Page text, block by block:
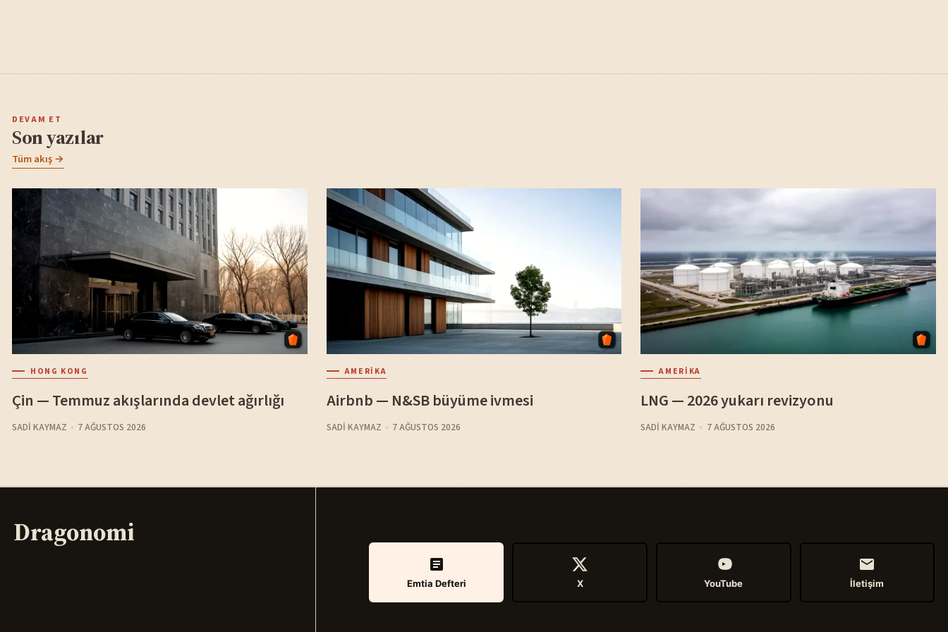
DEVAM ET
Son yazılar
Tüm akış →
HONG KONG
Çin — Temmuz akışlarında devlet ağırlığı
SADI KAYMAZ 7 AĞUSTOS 2026
AMERIKA
Airbnb — N&SB büyüme ivmesi
SADI KAYMAZ 7 AĞUSTOS 2026
AMERIKA
LNG — 2026 yukarı revizyonu
SADI KAYMAZ 7 AĞUSTOS 2026
Dragonomi
Emtia Defteri X YouTube İletişim